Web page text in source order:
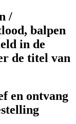
/
balpen
in de
de titel van
en ontvang